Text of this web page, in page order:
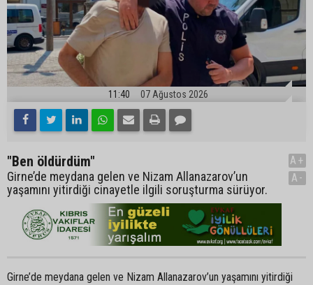
11:40 07 Ağustos 2026
"Ben öldürdüm"
Girne’de meydana gelen ve Nizam Allanazarov’un
yaşamını yitirdiği cinayetle ilgili soruşturma sürüyor.
A+
A-
Girne’de meydana gelen ve Nizam Allanazarov’un yaşamını yitirdiği